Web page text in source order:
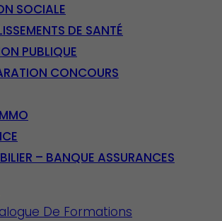
SOCIALE
DE SANTÉ
PUBLIQUE
CONCOURS
– BANQUE ASSURANCES
De Formations